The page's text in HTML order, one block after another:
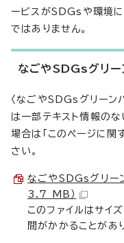
ービスがSDGsや環境
ではありません。
なごやSDGsグリー
〈なごやSDGsグリーン
は一部テキスト情報の
場合は「このページに関
さい。
なごやSDGsグリー
3.7 MB）
このファイルはサイ
間がかかることがあり